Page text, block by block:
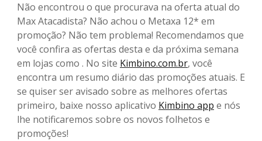
Não encontrou o que procurava na oferta atual do
Max Atacadista? Não achou o Metaxa 12* em
promoção? Não tem problema! Recomendamos que
você confira as ofertas desta e da próxima semana
em lojas como . No site Kimbino.com.br, você
encontra um resumo diário das promoções atuais. E
se quiser ser avisado sobre as melhores ofertas
primeiro, baixe nosso aplicativo Kimbino app e nós
lhe notificaremos sobre os novos folhetos e
promoções!